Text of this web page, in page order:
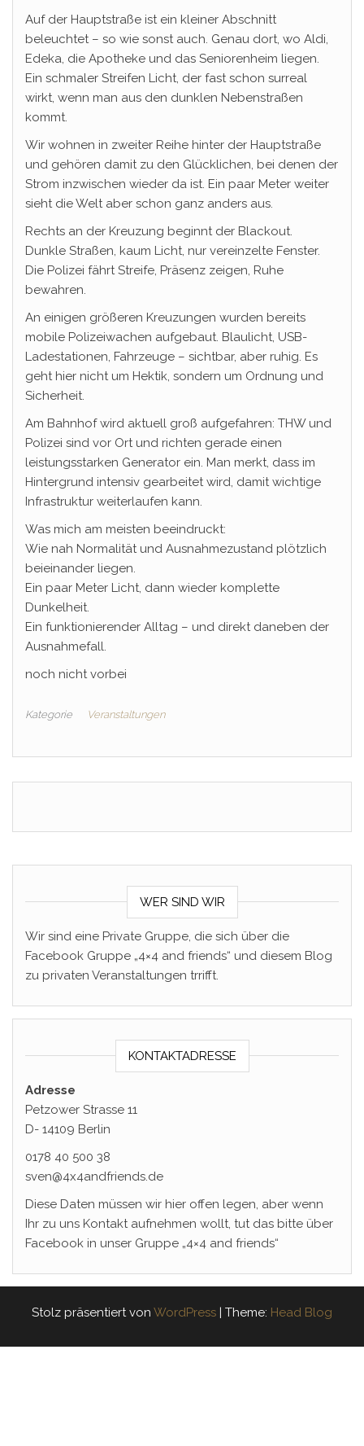
Auf der Hauptstraße ist ein kleiner Abschnitt
beleuchtet – so wie sonst auch. Genau dort, wo Aldi,
Edeka, die Apotheke und das Seniorenheim liegen.
Ein schmaler Streifen Licht, der fast schon surreal
wirkt, wenn man aus den dunklen Nebenstraßen
kommt.
Wir wohnen in zweiter Reihe hinter der Hauptstraße
und gehören damit zu den Glücklichen, bei denen der
Strom inzwischen wieder da ist. Ein paar Meter weiter
sieht die Welt aber schon ganz anders aus.
Rechts an der Kreuzung beginnt der Blackout.
Dunkle Straßen, kaum Licht, nur vereinzelte Fenster.
Die Polizei fährt Streife, Präsenz zeigen, Ruhe
bewahren.
An einigen größeren Kreuzungen wurden bereits
mobile Polizeiwachen aufgebaut. Blaulicht, USB-
Ladestationen, Fahrzeuge – sichtbar, aber ruhig. Es
geht hier nicht um Hektik, sondern um Ordnung und
Sicherheit.
Am Bahnhof wird aktuell groß aufgefahren: THW und
Polizei sind vor Ort und richten gerade einen
leistungsstarken Generator ein. Man merkt, dass im
Hintergrund intensiv gearbeitet wird, damit wichtige
Infrastruktur weiterlaufen kann.
Was mich am meisten beeindruckt:
Wie nah Normalität und Ausnahmezustand plötzlich
beieinander liegen.
Ein paar Meter Licht, dann wieder komplette
Dunkelheit.
Ein funktionierender Alltag – und direkt daneben der
Ausnahmefall.
noch nicht vorbei
Kategorie Veranstaltungen
WER SIND WIR
Wir sind eine Private Gruppe, die sich über die
Facebook Gruppe „4×4 and friends“ und diesem Blog
zu privaten Veranstaltungen trrifft.
KONTAKTADRESSE
Adresse
Petzower Strasse 11
D- 14109 Berlin
0178 40 500 38
sven@4x4andfriends.de
Diese Daten müssen wir hier offen legen, aber wenn
Ihr zu uns Kontakt aufnehmen wollt, tut das bitte über
Facebook in unser Gruppe „4×4 and friends“
Stolz präsentiert von WordPress | Theme: Head Blog